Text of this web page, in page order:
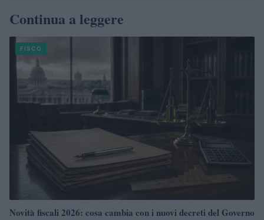
Continua a leggere
FISCO
Novità fiscali 2026: cosa cambia con i nuovi decreti del Governo